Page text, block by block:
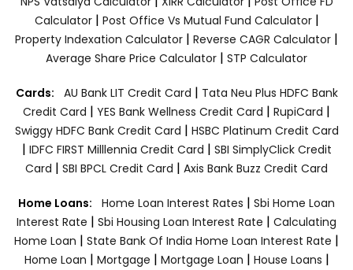
Calculator| Post Office Vs Mutual Fund Calculator|
Property Indexation Calculator | Reverse CAGR Calculator |
Average Share Price Calculator | STP Calculator
Cards: AU Bank LIT Credit Card | Tata Neu Plus HDFC Bank
Credit Card | YES Bank Wellness Credit Card | RupiCard |
Swiggy HDFC Bank Credit Card | HSBC Platinum Credit Card
| IDFC FIRST Milllennia Credit Card | SBI SimplyClick Credit
Card | SBI BPCL Credit Card | Axis Bank Buzz Credit Card
Home Loans: Home Loan Interest Rates | Sbi Home Loan
Interest Rate | Sbi Housing Loan Interest Rate | Calculating
Home Loan | State Bank Of India Home Loan Interest Rate |
Home Loan | Mortgage | Mortgage Loan | House Loans |